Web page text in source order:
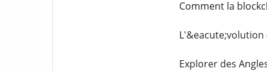
Comment la
Explorer des